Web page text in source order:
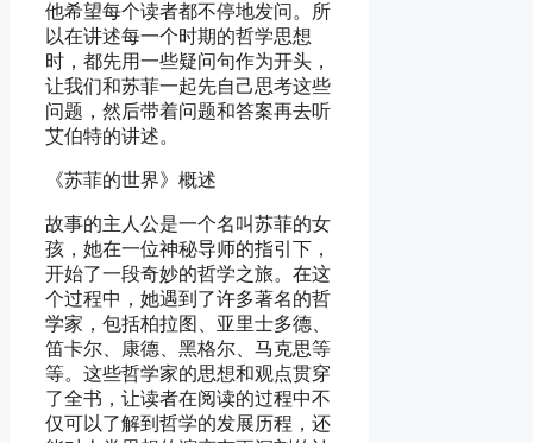
他希望每个读者都不停地发问。所
以在讲述每一个时期的哲学思想
时，都先用一些疑问句作为开头，
让我们和苏菲一起先自己思考这些
问题，然后带着问题和答案再去听
艾伯特的讲述。
《苏菲的世界》概述
故事的主人公是一个名叫苏菲的女
孩，她在一位神秘导师的指引下，
开始了一段奇妙的哲学之旅。在这
个过程中，她遇到了许多著名的哲
学家，包括柏拉图、亚里士多德、
笛卡尔、康德、黑格尔、马克思等
等。这些哲学家的思想和观点贯穿
了全书，让读者在阅读的过程中不
仅可以了解到哲学的发展历程，还